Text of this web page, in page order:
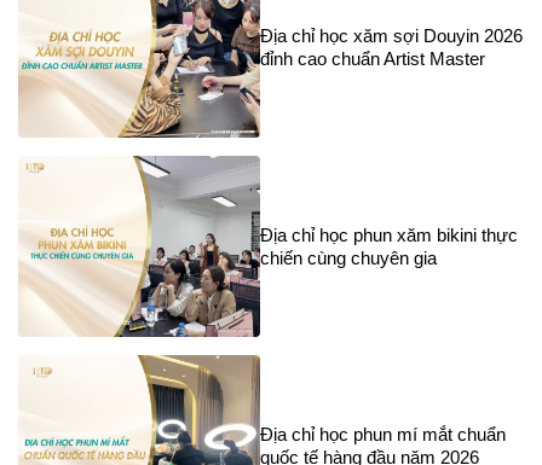
Địa chỉ học xăm sợi Douyin 2026
đỉnh cao chuẩn Artist Master
Địa chỉ học phun xăm bikini thực
chiến cùng chuyên gia
Địa chỉ học phun mí mắt chuẩn
quốc tế hàng đầu năm 2026